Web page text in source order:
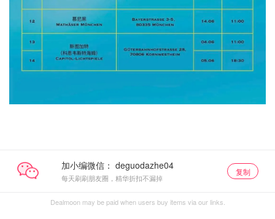
加小编微信：
每天刷刷朋友圈，精华折扣不漏掉
复制
Dealmoon may be paid when users buy items via our links.